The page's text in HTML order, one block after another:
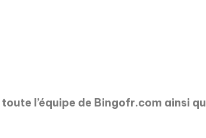
l’équipe de Bingofr.com ainsi